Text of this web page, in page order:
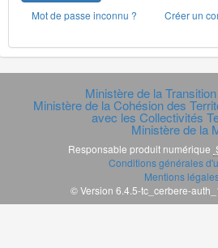
Mot de passe inconnu ?
Créer un
Ministère de la
Ministère de la Cohésion des
avec les Collectivités
Ministère de la
Responsable produit numérique
Conditions générales
Mentions
© Version 6.4.5-tc_cerbere-